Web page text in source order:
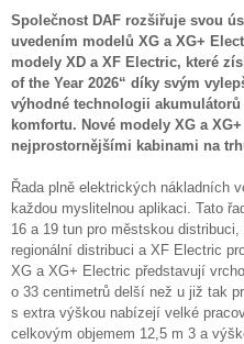
Společnost DAF rozšiřuje svou
uvedením modelů XG a XG+
modely XD a XF Electric, které
of the Year 2026“ díky svým
výhodné technologii
komfortu. Nové modely XG a
nejprostornějšími kabinami na
Řada plně elektrických nákladních
každou myslitelnou aplikaci. Tato
16 a 19 tun pro městskou
regionální distribuci a XF Electric
XG a XG+ Electric představují
o 33 centimetrů delší než u již tak
s extra výškou nabízejí velké
celkovým objemem 12,5 m 3 a